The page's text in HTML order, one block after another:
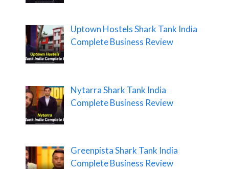
Uptown Hostels Shark Tank India
Complete Business Review
Nytarra Shark Tank India
Complete Business Review
Greenpista Shark Tank India
Complete Business Review